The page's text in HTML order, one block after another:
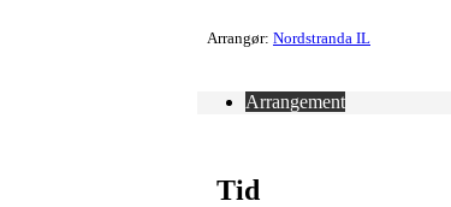
Arrangør: Nordstranda IL
Arrangement
Tid